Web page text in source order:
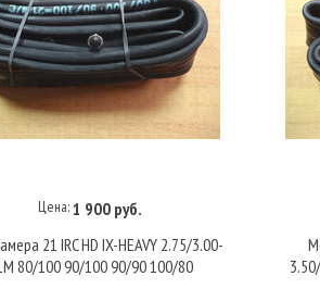
В корзину
Цена:1 900 руб.
21 IRC HD IX-HEAVY 2.75/3.00-
80/100 90/100 90/90 100/80